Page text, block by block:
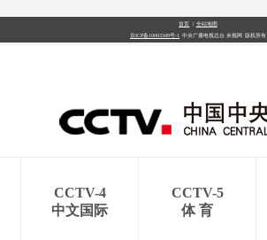
首页 全站地图
京ICP备10003349号-1 中央广播电视总台 央视网 版权所有
CCTV-4
中文国际
CCTV-5
体 育